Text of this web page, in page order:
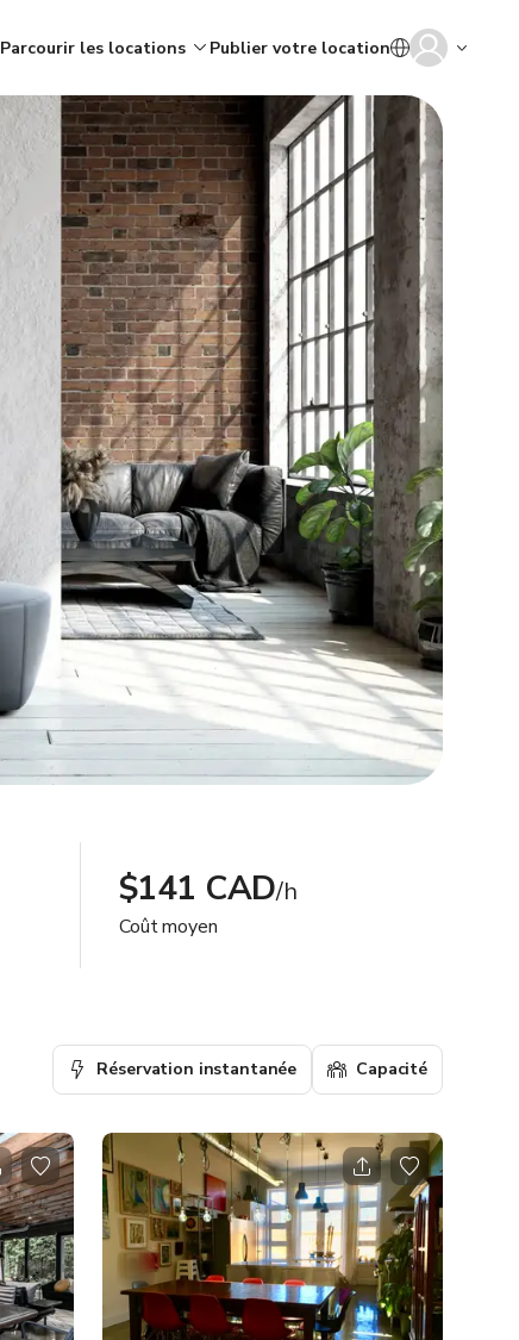
Parcourir les locations Publier votre location
$141 CAD/h
Coût moyen
Réservation instantanée Capacité